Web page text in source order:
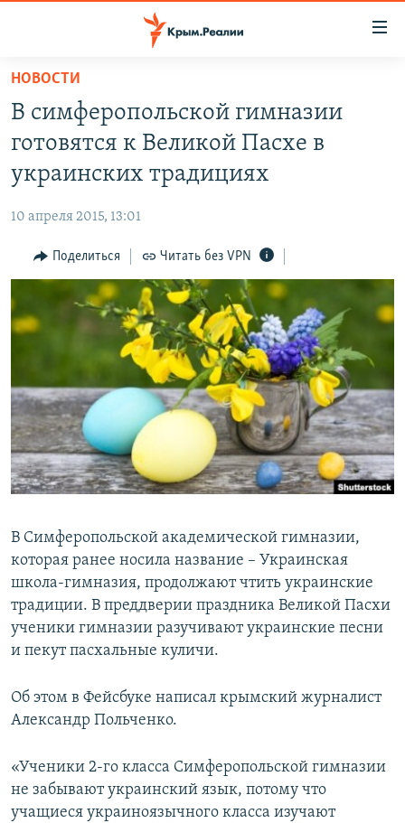
Вернуться
основному
содержанию
главной
навигации
Вернутся
поиску
НОВОСТИ
СПЕЦПРОЕКТЫ
11 ЛЕТ ОККУПАЦИИ КРЫМА. 11 ИСТОРИЙ СОПРОТИВЛЕНИЯ
ЕЩЕ
ИНТЕРАКТИВ
ИНФОГРАФИКА
ТЕЛЕПРОЕКТ КРЫМ.РЕАЛИИ
СОВЕТЫ ПРАВОЗАЩИТНИКОВ
ПРОПАВШИЕ БЕЗ ВЕСТИ
ПОБЕДИТЕЛЕЙ НЕ СУДЯТ?
КРЫМ.НЕПОКОРЕННЫЙ
ELIFBE
РАДІО СВОБОДА
КАК ОБОЙТИ БЛОКИРОВКУ
Українською
ПРИСОЕДИНЯЙТЕСЬ!
Все сайты RFE/RL
НОВОСТИ
В симферопольской гимназии
готовятся к Великой Пасхе в
украинских традициях
10 апреля 2015, 13:01
Поделиться Читать без VPN
В Симферопольской академической гимназии,
которая ранее носила название – Украинская
школа-гимназия, продолжают чтить украинские
традиции. В преддверии праздника Великой Пасхи
ученики гимназии разучивают украинские песни
и пекут пасхальные куличи.
Об этом в Фейсбуке написал крымский журналист
Александр Польченко.
«Ученики 2-го класса Симферопольской гимназии
не забывают украинский язык, потому что
учащиеся украиноязычного класса изучают